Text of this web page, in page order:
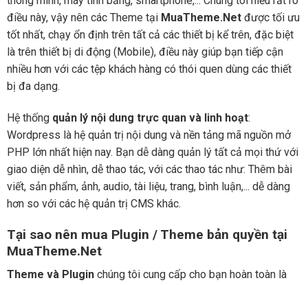
điều này, vậy nên các Theme tại MuaTheme.Net được tối ưu
tốt nhất, chạy ổn định trên tất cả các thiết bị kể trên, đặc biệt
là trên thiết bị di động (Mobile), điều này giúp bạn tiếp cận
nhiều hơn với các tệp khách hàng có thói quen dùng các thiết
bị đa dạng.
Hệ thống quản lý nội dung trực quan và linh hoạt:
Wordpress là hệ quản trị nội dung và nền tảng mã nguồn mở
PHP lớn nhất hiện nay. Bạn dễ dàng quản lý tất cả mọi thứ với
giao diện dễ nhìn, dễ thao tác, với các thao tác như: Thêm bài
viết, sản phẩm, ảnh, audio, tài liệu, trang, bình luận,... dễ dàng
hơn so với các hệ quản trị CMS khác.
Tại sao nên mua Plugin / Theme bản quyền tại
MuaTheme.Net
Theme và Plugin chúng tôi cung cấp cho bạn hoàn toàn là